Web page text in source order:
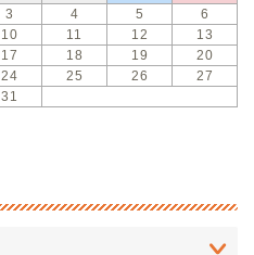
3 4 5
6
10 11 12
13
17 18 19
20
24 25 26
27
31